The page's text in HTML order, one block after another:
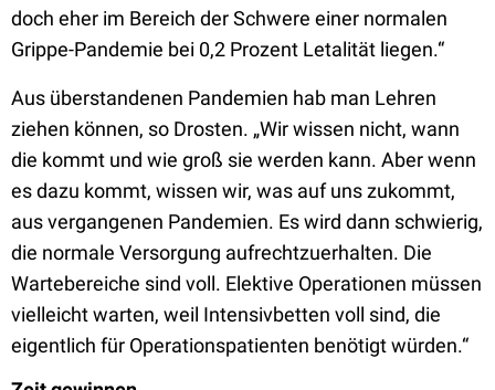
doch eher im Bereich der Schwere einer normalen
Grippe-Pandemie bei 0,2 Prozent Letalität liegen.“
Aus überstandenen Pandemien hab man Lehren
ziehen können, so Drosten. „Wir wissen nicht, wann
die kommt und wie groß sie werden kann. Aber wenn
es dazu kommt, wissen wir, was auf uns zukommt,
aus vergangenen Pandemien. Es wird dann schwierig,
die normale Versorgung aufrechtzuerhalten. Die
Wartebereiche sind voll. Elektive Operationen müssen
vielleicht warten, weil Intensivbetten voll sind, die
eigentlich für Operationspatienten benötigt würden.“